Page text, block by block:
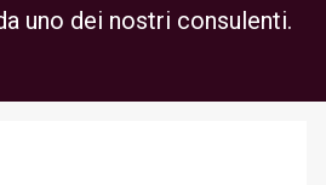
uno dei nostri consulenti.